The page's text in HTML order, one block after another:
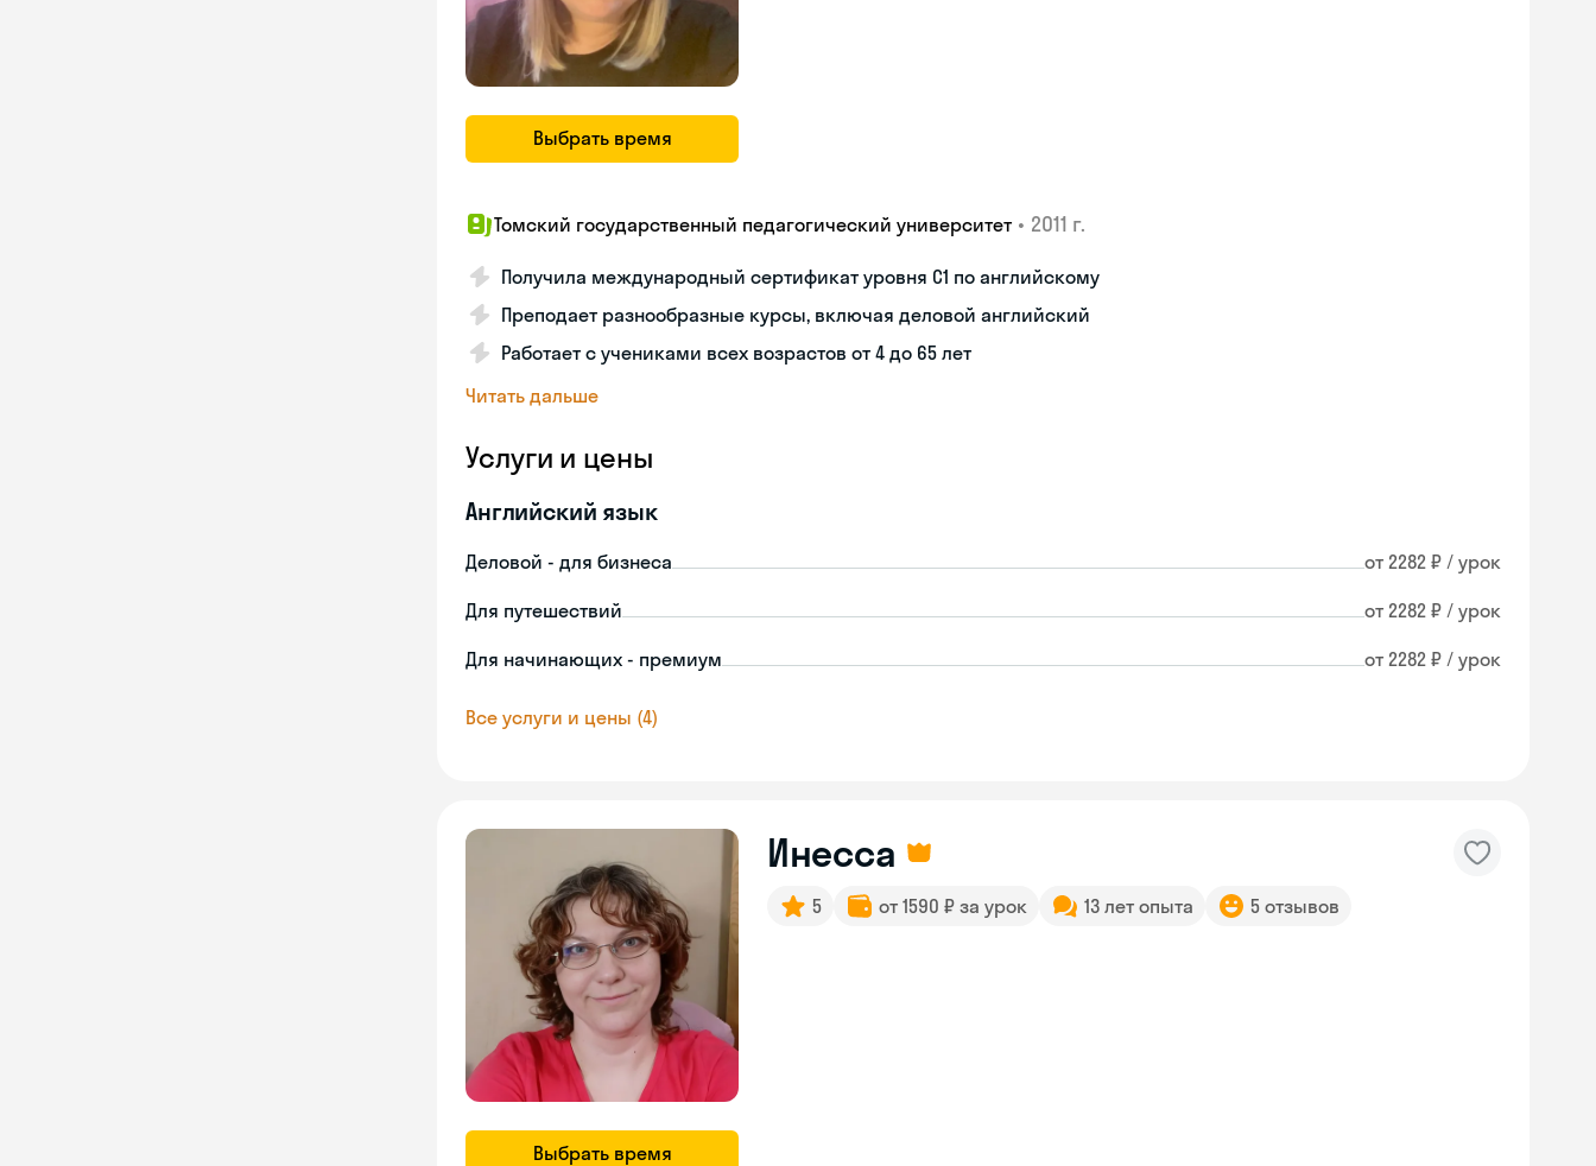
Выбрать время
Томский государственный педагогический университет • 2011 г.
Получила международный сертификат уровня C1 по английскому
Преподает разнообразные курсы, включая деловой английский
Работает с учениками всех возрастов от 4 до 65 лет
Читать дальше
Услуги и цены
Английский язык
Деловой - для бизнеса от 2282 ₽ / урок
Для путешествий от 2282 ₽ / урок
Для начинающих - премиум от 2282 ₽ / урок
Все услуги и цены (4)
Выбрать время
Инесса
5 от 1590 ₽ за урок 13 лет опыта 5 отзывов